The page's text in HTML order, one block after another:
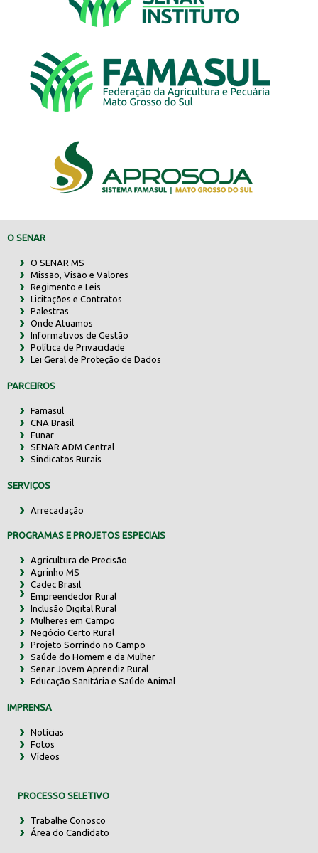
O SENAR
O SENAR MS
Missão, Visão e Valores
Regimento e Leis
Licitações e Contratos
Palestras
Onde Atuamos
Informativos de Gestão
Política de Privacidade
Lei Geral de Proteção de Dados
PARCEIROS
Famasul
CNA Brasil
Funar
SENAR ADM Central
Sindicatos Rurais
SERVIÇOS
Arrecadação
PROGRAMAS E PROJETOS ESPECIAIS
Agricultura de Precisão
Agrinho MS
Cadec Brasil
Empreendedor Rural
Inclusão Digital Rural
Mulheres em Campo
Negócio Certo Rural
Projeto Sorrindo no Campo
Saúde do Homem e da Mulher
Senar Jovem Aprendiz Rural
Educação Sanitária e Saúde Animal
IMPRENSA
Notícias
Fotos
Vídeos
PROCESSO SELETIVO
Trabalhe Conosco
Área do Candidato